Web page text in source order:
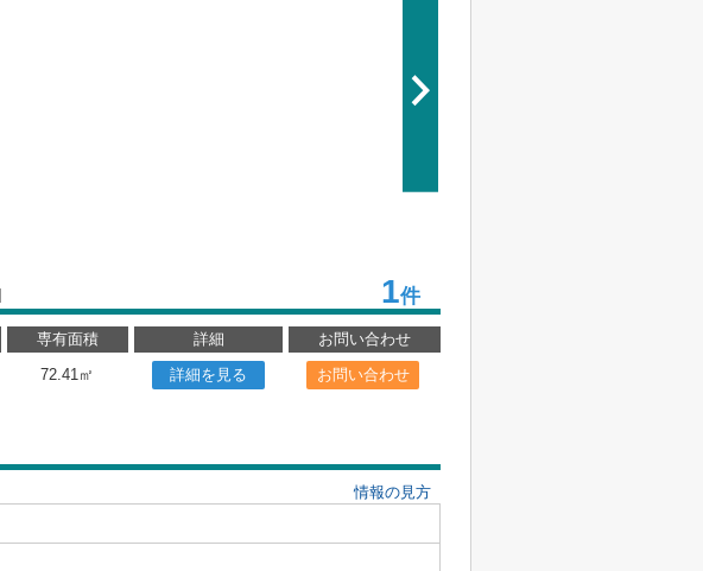
1件
専有面積 詳細
お問い合わせ
72.41㎡ 詳細を見る お問い合わせ
情報の見方